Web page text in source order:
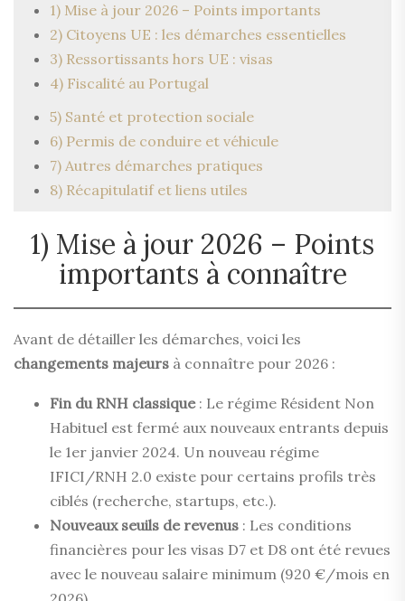
1) Mise à jour 2026 – Points importants
2) Citoyens UE : les démarches essentielles
3) Ressortissants hors UE : visas
4) Fiscalité au Portugal
5) Santé et protection sociale
6) Permis de conduire et véhicule
7) Autres démarches pratiques
8) Récapitulatif et liens utiles
1) Mise à jour 2026 – Points
importants à connaître
Avant de détailler les démarches, voici les
changements majeurs à connaître pour 2026 :
Fin du RNH classique: Le régime Résident Non
Habituel est fermé aux nouveaux entrants depuis
le 1er janvier 2024. Un nouveau régime
IFICI/RNH 2.0 existe pour certains profils très
ciblés (recherche, startups, etc.).
Nouveaux seuils de revenus : Les conditions
financières pour les visas D7 et D8 ont été revues
avec le nouveau salaire minimum (920 €/mois en